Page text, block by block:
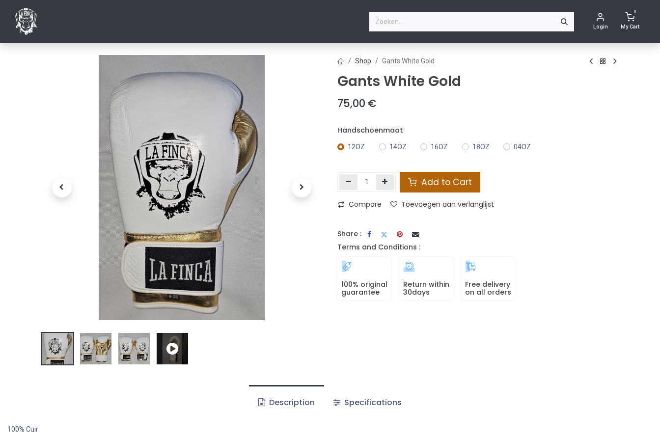
LESSEN
Login
0
My Cart
Shop Gants White Gold
Gants White Gold
75,00 €
Handschoenmaat
12OZ 14OZ 16OZ 18OZ 04OZ
Add to Cart
Compare Toevoegen aan verlanglijst
Share :
Terms and Conditions :
100% original
guarantee
Return within
30days
Free delivery
on all orders
Description Specifications
100% Cuir